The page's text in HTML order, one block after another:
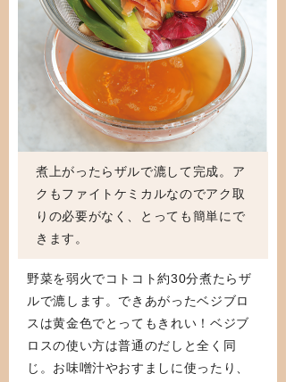
煮上がったらザルで漉して完成。ア
クもファイトケミカルなのでアク取
りの必要がなく、とっても簡単にで
きます。
野菜を弱火でコトコト約30分煮たらザ
ルで漉します。できあがったベジブロ
スは黄金色でとってもきれい！ベジブ
ロスの使い方は普通のだしと全く同
じ。お味噌汁やおすましに使ったり、